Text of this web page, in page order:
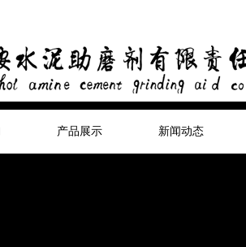
产品展示 新闻动态